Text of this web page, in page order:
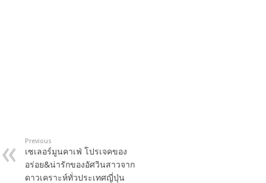
Previous
เซเลอร์มูนคาเฟ่ โปรเจคของ
อร่อย&น่ารักของอัศวินสาวจาก
ดาวเคราะห์ทั่วประเทศญี่ปุ่น